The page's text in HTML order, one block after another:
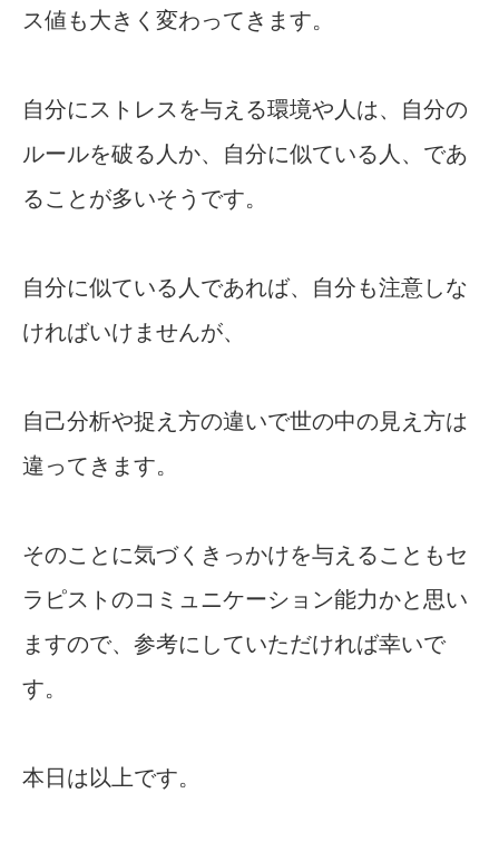
ス値も大きく変わってきます。
自分にストレスを与える環境や人は、自分の
ルールを破る人か、自分に似ている人、であ
ることが多いそうです。
自分に似ている人であれば、自分も注意しな
ければいけませんが、
自己分析や捉え方の違いで世の中の見え方は
違ってきます。
そのことに気づくきっかけを与えることもセ
ラピストのコミュニケーション能力かと思い
ますので、参考にしていただければ幸いで
す。
本日は以上です。